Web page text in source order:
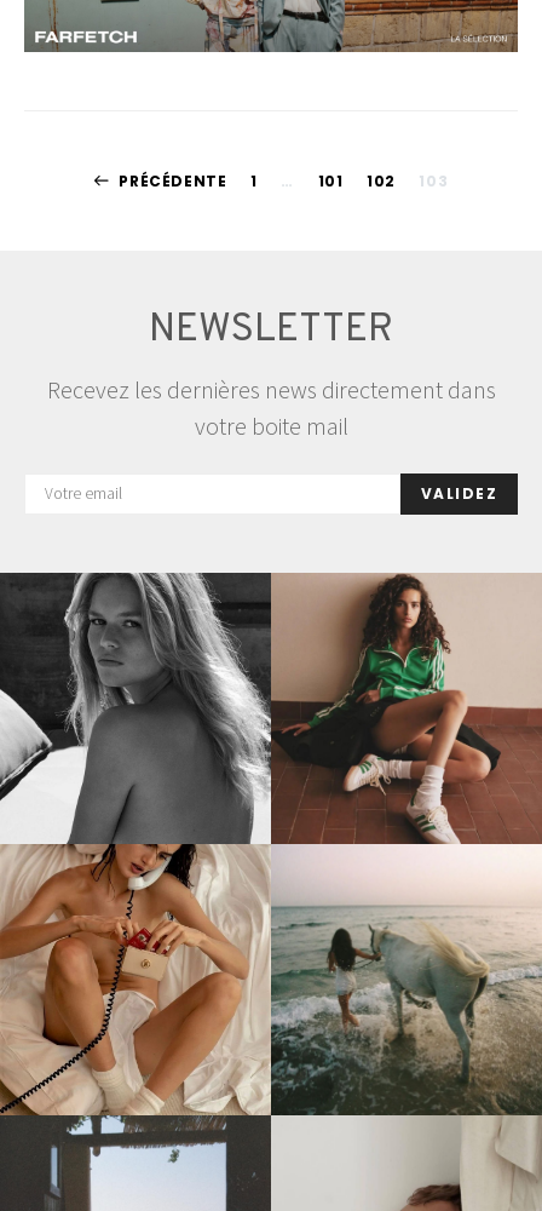
Pagination
PRÉCÉDENTE 1 … 101 102 103
NEWSLETTER
Recevez les dernières news directement dans
votre boite mail
VALIDEZ